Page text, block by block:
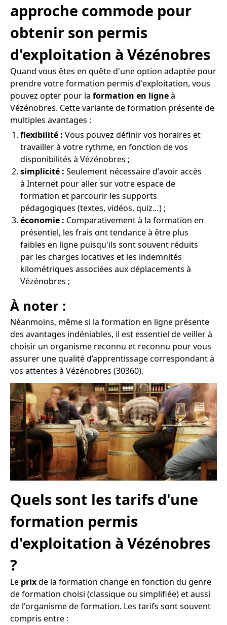
approche commode pour
obtenir son permis
d'exploitation à Vézénobres
Quand vous êtes en quête d'une option adaptée pour
prendre votre formation permis d'exploitation, vous
pouvez opter pour la formation en ligneà
Vézénobres. Cette variante de formation présente de
multiples avantages :
flexibilité : Vous pouvez définir vos horaires et
travailler à votre rythme, en fonction de vos
disponibilités à Vézénobres ;
simplicité : Seulement nécessaire d'avoir accès
à Internet pour aller sur votre espace de
formation et parcourir les supports
pédagogiques (textes, vidéos, quiz…) ;
économie : Comparativement à la formation en
présentiel, les frais ont tendance à être plus
faibles en ligne puisqu'ils sont souvent réduits
par les charges locatives et les indemnités
kilométriques associées aux déplacements à
Vézénobres ;
À noter :
Néanmoins, même si la formation en ligne présente
des avantages indéniables, il est essentiel de veiller à
choisir un organisme reconnu et reconnu pour vous
assurer une qualité d’apprentissage correspondant à
vos attentes à Vézénobres (30360).
Quels sont les tarifs d'une
formation permis
d'exploitation à Vézénobres
?
Le prixde la formation change en fonction du genre
de formation choisi (classique ou simplifiée) et aussi
de l'organisme de formation. Les tarifs sont souvent
compris entre :